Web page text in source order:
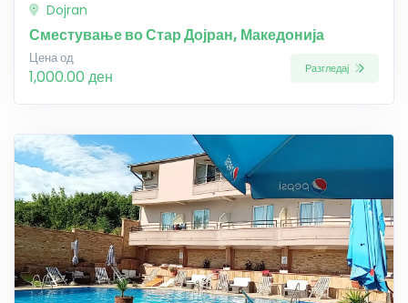
Dojran
Сместување во Стар Дојран, Македонија
Цена од
1,000.00 ден Разгледај